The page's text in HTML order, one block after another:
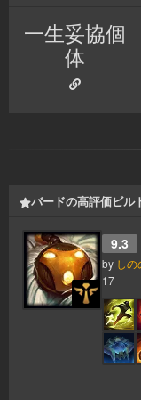
一生妥協個
体
バードの高評価ビル
9.3
by しの
17